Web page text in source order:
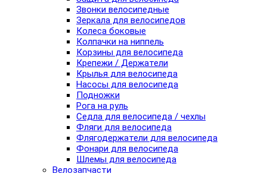
Звонки велосипедные
Зеркала для велосипедов
Колеса боковые
Колпачки на ниппель
Корзины для велосипеда
Крепежи / Держатели
Крылья для велосипеда
Насосы для велосипеда
Подножки
Рога на руль
Седла для велосипеда / чехлы
Фляги для велосипеда
Флягодержатели для велосипеда
Фонари для велосипеда
Шлемы для велосипеда
Велозапчасти